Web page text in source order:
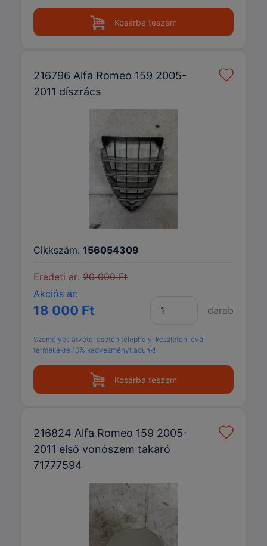
Kosárba teszem
216796 Alfa Romeo 159 2005-
2011 díszrács
Cikkszám: 156054309
Eredeti ár: 20 000 Ft
Akciós ár:
18 000 Ft darab
Személyes átvétel esetén telephelyi készleten lévő
termékekre 10% kedvezményt adunk!
Kosárba teszem
216824 Alfa Romeo 159 2005-
2011 első vonószem takaró
71777594